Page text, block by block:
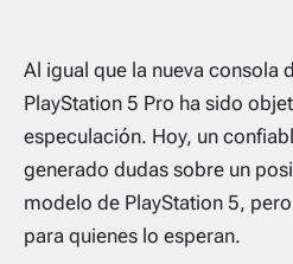
Al igual que la nueva consola
PlayStation 5 Pro ha sido
especulación. Hoy, un
generado dudas sobre un
modelo de PlayStation 5,
para quienes lo esperan.